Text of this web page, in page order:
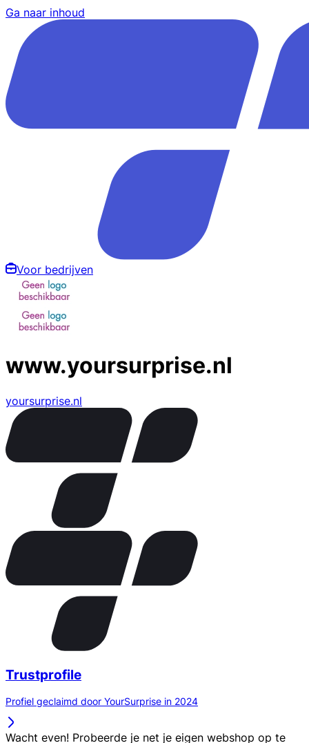
Ga naar inhoud
Voor bedrijven
www.yoursurprise.nl
yoursurprise.nl
Trustprofile
Profiel geclaimd door YourSurprise in 2024
Wacht even! Probeerde je net je eigen webshop op te